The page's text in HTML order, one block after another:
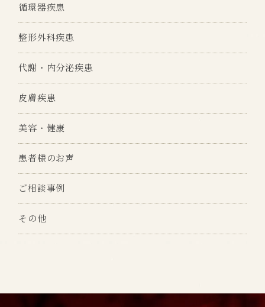
循環器疾患
整形外科疾患
代謝・内分泌疾患
皮膚疾患
美容・健康
患者様のお声
ご相談事例
その他